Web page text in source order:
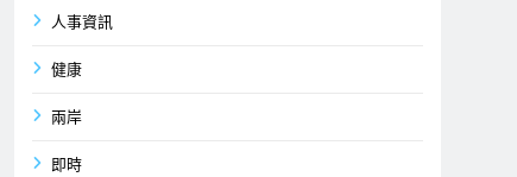
人事資訊
健康
兩岸
即時